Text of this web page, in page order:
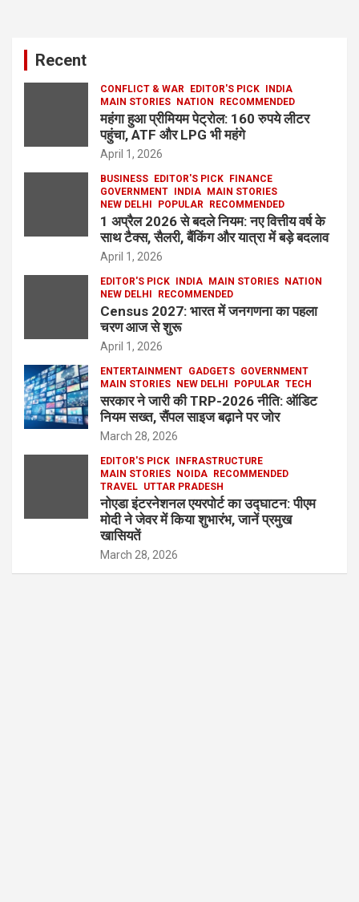
Recent
CONFLICT & WAR EDITOR'S PICK
INDIA
MAIN STORIES
NATION RECOMMENDED
महंगा हुआ प्रीमियम पेट्रोल: 160 रुपये लीटर
पहुंचा, ATF और LPG भी महंगे
April 1, 2026
BUSINESS EDITOR'S PICK
FINANCE
GOVERNMENT
INDIA
MAIN STORIES
NEW DELHI
POPULAR RECOMMENDED
1 अप्रैल 2026 से बदले नियम: नए वित्तीय वर्ष के
साथ टैक्स, सैलरी, बैंकिंग और यात्रा में बड़े बदलाव
April 1, 2026
EDITOR'S PICK INDIA MAIN STORIES
NATION
NEW DELHI
RECOMMENDED
Census 2027: भारत में जनगणना का पहला
चरण आज से शुरू
April 1, 2026
ENTERTAINMENT GADGETS GOVERNMENT
MAIN STORIES
NEW DELHI POPULAR TECH
सरकार ने जारी की TRP-2026 नीति: ऑडिट
नियम सख्त, सैंपल साइज बढ़ाने पर जोर
March 28, 2026
EDITOR'S PICK
INFRASTRUCTURE
MAIN STORIES
NOIDA
RECOMMENDED
TRAVEL UTTAR PRADESH
नोएडा इंटरनेशनल एयरपोर्ट का उद्घाटन: पीएम
मोदी ने जेवर में किया शुभारंभ, जानें प्रमुख
खासियतें
March 28, 2026